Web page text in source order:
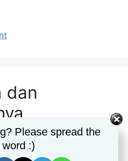
dan
Romawi
by brothers
Please spread the
word :)